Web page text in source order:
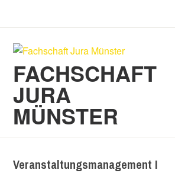
FACHSCHAFT
JURA
MÜNSTER
Veranstaltungsmanagement I